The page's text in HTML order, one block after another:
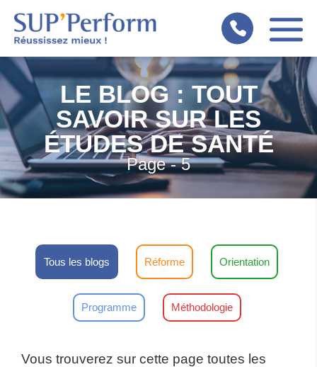
LE BLOG : TOUT
SAVOIR SUR LES
ÉTUDES DE SANTÉ
Page - 5
Tous les blogs Réforme Orientation
Programme Méthodologie
Vous trouverez sur cette page toutes les